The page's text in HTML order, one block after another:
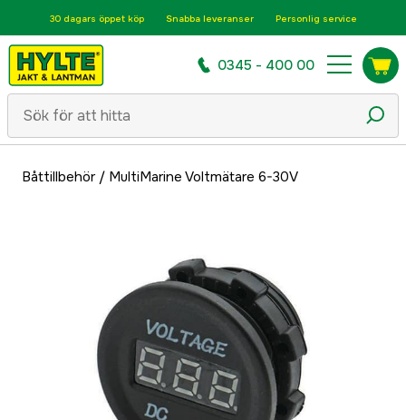
30 dagars öppet köp Snabba leveranser Personlig service
0345 - 400 00
Båttillbehör/ MultiMarine Voltmätare 6-30V